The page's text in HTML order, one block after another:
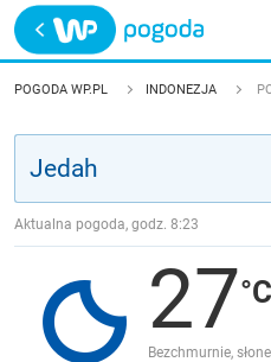
Trwa ładowanie
POLSKA
JAKOŚĆ POWIETRZA
POGODA WP.PL INDONEZJA
Aktualna pogoda, godz. 8:23
27
Bezchmurnie,